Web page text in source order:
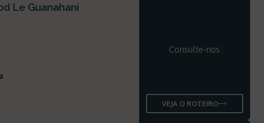
Le Guanahani
Consulte-nos
VEJA O ROTEIRO